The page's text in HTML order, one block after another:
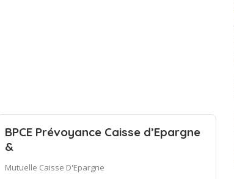
BPCE Prévoyance Caisse d’Epargne
&
Mutuelle Caisse D'Epargne